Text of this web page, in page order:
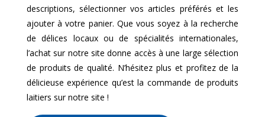
descriptions, sélectionner vos articles préférés et les
ajouter à votre panier. Que vous soyez à la recherche
de délices locaux ou de spécialités internationales,
l’achat sur notre site donne accès à une large sélection
de produits de qualité. N’hésitez plus et profitez de la
délicieuse expérience qu’est la commande de produits
laitiers sur notre site !